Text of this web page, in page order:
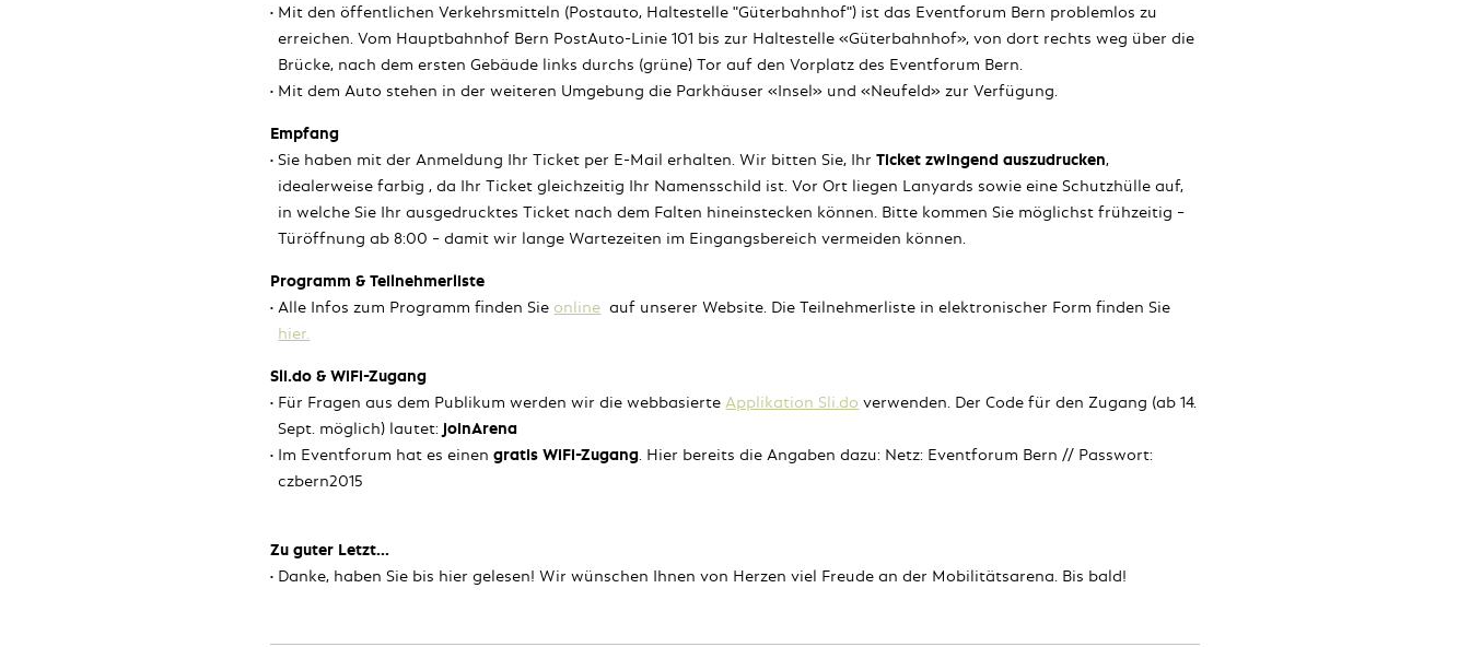
Mit den öffentlichen Verkehrsmitteln (Postauto, Haltestelle "Güterbahnhof") ist das Eventforum Bern problemlos zu
erreichen. Vom Hauptbahnhof Bern PostAuto-Linie 101 bis zur Haltestelle «Güterbahnhof», von dort rechts weg über die
Brücke, nach dem ersten Gebäude links durchs (grüne) Tor auf den Vorplatz des Eventforum Bern.
Mit dem Auto stehen in der weiteren Umgebung die Parkhäuser «Insel» und «Neufeld» zur Verfügung.
Empfang
Sie haben mit der Anmeldung Ihr Ticket per E-Mail erhalten. Wir bitten Sie, IhrTicket zwingendauszudrucken,
idealerweise farbig , da Ihr Ticket gleichzeitig Ihr Namensschild ist. Vor Ort liegen Lanyards sowie eine Schutzhülle auf,
in welche Sie Ihr ausgedrucktes Ticket nach dem Falten hineinstecken können. Bitte kommen Sie möglichst frühzeitig –
Türöffnung ab 8:00 – damit wir lange Wartezeiten im Eingangsbereich vermeiden können.
Programm & Teilnehmerliste
Alle Infos zum Programm finden Sie online auf unserer Website. Die Teilnehmerliste in elektronischer Form finden Sie
hier.
Sli.do & WiFi-Zugang
Für Fragen aus dem Publikum werden wir die webbasierteApplikation Sli.do verwenden. Der Code für den Zugang (ab 14.
Sept. möglich) lautet: joinArena
Im Eventforum hat es einengratis WiFi-Zugang. Hier bereits die Angaben dazu: Netz: Eventforum Bern // Passwort:
czbern2015
Zu guter Letzt...
Danke, haben Sie bis hier gelesen! Wir wünschen Ihnen von Herzen viel Freude an der Mobilitätsarena. Bis bald!